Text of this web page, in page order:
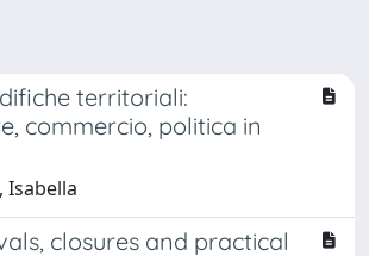
territoriali:
commercio, politica in
Isabella
closures and practical